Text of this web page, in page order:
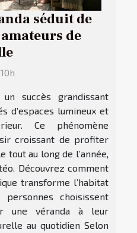
séduit de
de
succès grandissant
d’espaces lumineux et
Ce phénomène
croissant de profiter
tout au long de l’année,
Découvrez comment
transforme l’habitat
choisissent
une véranda à leur
au quotidien Selon